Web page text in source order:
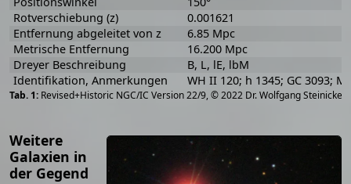
Revised+Historic NGC/IC Version 22/9, © 2022 Dr. Wolfgang Steinicke
Rotverschiebung (z)
0.001621
Entfernung abgeleitet von z
6.85 Mpc
Metrische Entfernung
16.200 Mpc
Dreyer Beschreibung
B, L, lE, lbM
Identifikation, Anmerkungen
WH II 120; h 1345; GC 3093; M
Weitere
Galaxien in
der Gegend